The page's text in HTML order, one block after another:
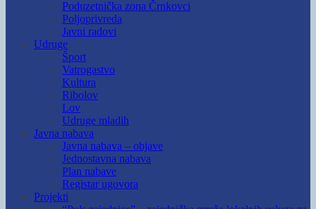
Poduzetnička zona Črnkovci
Poljoprivreda
Javni radovi
Udruge
Šport
Vatrogastvo
Kultura
Ribolov
Lov
Udruge mladih
Javna nabava
Javna nabava – objave
Jednostavna nabava
Plan nabave
Registar ugovora
Projekti